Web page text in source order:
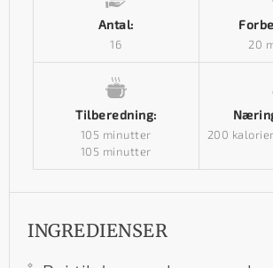
Antal:
16 20
Tilberedning:
105 minutter
105 minutter
200 kalorier
INGREDIENSER